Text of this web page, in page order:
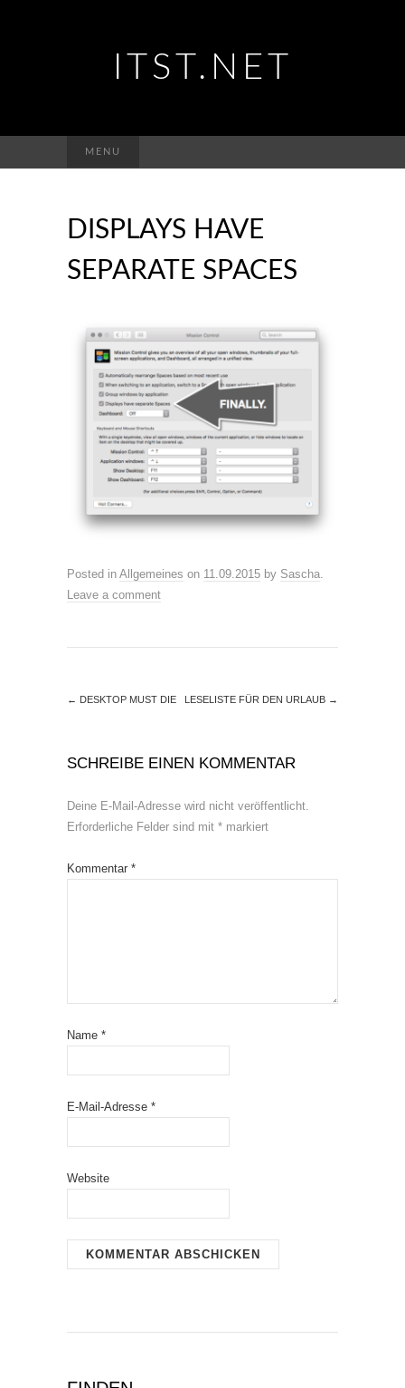
ITST.NET
MENU
nach:
DISPLAYS HAVE
SEPARATE SPACES
Posted in Allgemeines on 11.09.2015 by Sascha
Leave a comment
← DESKTOP MUST DIE LESELISTE FÜR DEN URLAUB →
SCHREIBE EINEN KOMMENTAR
Deine E-Mail-Adresse wird nicht veröffentlicht.
Erforderliche Felder sind mit * markiert
Kommentar *
Name *
E-Mail-Adresse *
Website